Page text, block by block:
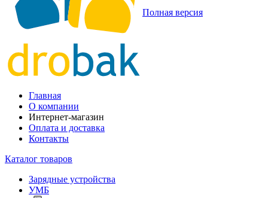
Полная версия
Главная
О компании
Интернет-магазин
Оплата и доставка
Контакты
Каталог товаров
Зарядные устройства
УМБ